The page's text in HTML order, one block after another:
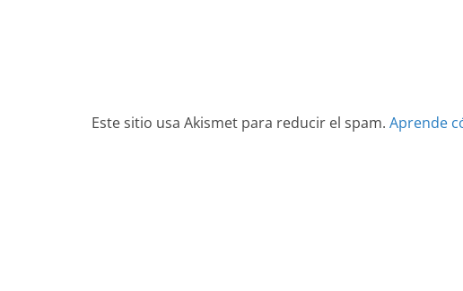
Este sitio usa Akismet para reducir el spam. Aprende